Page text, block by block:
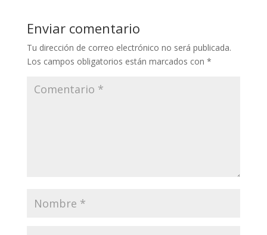
Enviar comentario
Tu dirección de correo electrónico no será publicada.
Los campos obligatorios están marcados con *